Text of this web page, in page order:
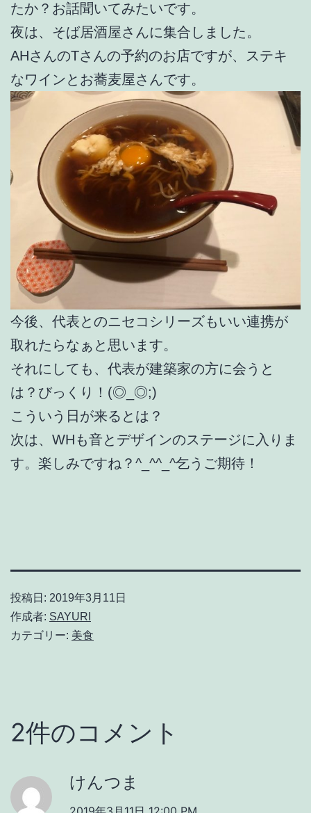
たか？お話聞いてみたいです。
夜は、そば居酒屋さんに集合しました。
AHさんのTさんの予約のお店ですが、ステキ
なワインとお蕎麦屋さんです。
今後、代表とのニセコシリーズもいい連携が
取れたらなぁと思います。
それにしても、代表が建築家の方に会うと
は？びっくり！(◎_◎;)
こういう日が来るとは？
次は、WHも音とデザインのステージに入りま
す。楽しみですね？^_^^_^乞うご期待！
投稿日: 2019年3月11日
作成者: SAYURI
カテゴリー: 美食
2件のコメント
けんつま